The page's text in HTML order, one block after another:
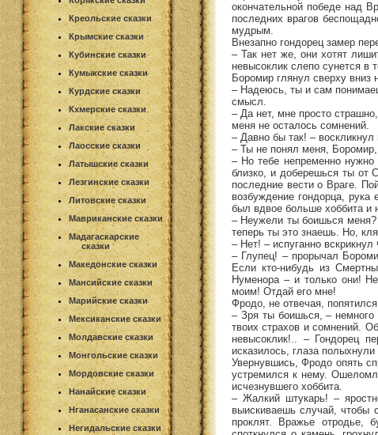
Креольские сказки
Крымские сказки
Кубинские сказки
Кумыкские сказки
Курдские сказки
Кхмерские сказки
Лакские сказки
Лаосские сказки
Латышские сказки
Лезгинские сказки
Литовские сказки
Мавриканские сказки
Мадагаскарские
сказки
Македонские сказки
Мансийские сказки
Марийские сказки
Мексиканские сказки
Молдавские сказки
Монгольские сказки
Мордовские сказки
Нанайские сказки
Нганасанские сказки
Негидальские сказки
окончательной победе над
последних врагов
мудрым.
Внезапно гондорец замер
– Так нет же, они хотят
невысоклик слепо сунется
Боромир глянул сверху вниз
– Надеюсь, ты и сам
смысл.
– Да нет, мне просто
меня не осталось сомнений.
– Давно бы так! – воскликнул
– Ты не понял меня,
– Но тебе непременно
близко, и доберешься ты от
последние вести о Враге.
возбуждение гондорца,
был вдвое больше хоббита и
– Неужели ты боишься меня?
теперь ты это знаешь. Но,
– Нет! – испуганно
– Глупец! – прорычал
Если кто-нибудь из
Нуменора – и только они!
моим! Отдай его мне!
Фродо, не отвечая,
– Зря ты боишься, – немного
твоих страхов и сомнений.
невысоклик!.. – Гондорец
исказилось, глаза
Увернувшись, Фродо опять
устремился к нему.
исчезнувшего хоббита.
– Жалкий штукарь! –
выискиваешь случай, чтобы
проклят. Вражье отродье,